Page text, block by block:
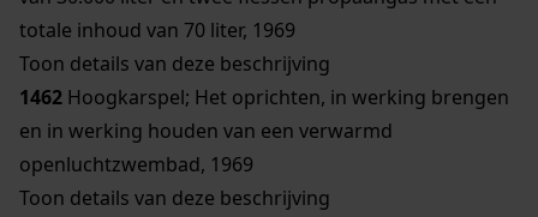
totale inhoud van 70 liter, 1969
Toon details van deze beschrijving
1462 Hoogkarspel; Het oprichten, in werking brengen
en in werking houden van een verwarmd
openluchtzwembad, 1969
Toon details van deze beschrijving